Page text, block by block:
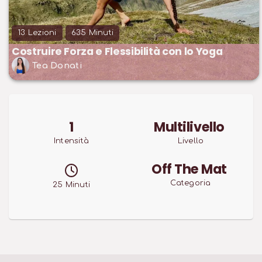
13 Lezioni 635 Minuti
Costruire Forza e Flessibilità con lo Yoga
Tea Donati
1
Intensità
Multilivello
Livello
25 Minuti
Off The Mat
Categoria